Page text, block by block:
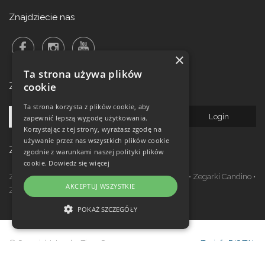
Znajdziecie nas
Zalogowanie do newsletteru!
Zegarki w ofercie
Zegarki Festina•Zegarki Kronaby•Zegarki Jaguar • Zegarki Candino •
Zegarki Lotus
Zegarki Calypso
© Copyright Janeba Time Sp. z o.o. 2017-
Topinfo DIGITAL
×
Ta strona używa plików
cookie
Ta strona korzysta z plików cookie, aby
zapewnić lepszą wygodę użytkowania.
Korzystając z tej strony, wyrażasz zgodę na
używanie przez nas wszystkich plików cookie
zgodnie z warunkami naszej polityki plików
cookie. Dowiedz się więcej
AKCEPTUJ WSZYSTKIE
POKAŻ SZCZEGÓŁY
NIEZBĘDNE